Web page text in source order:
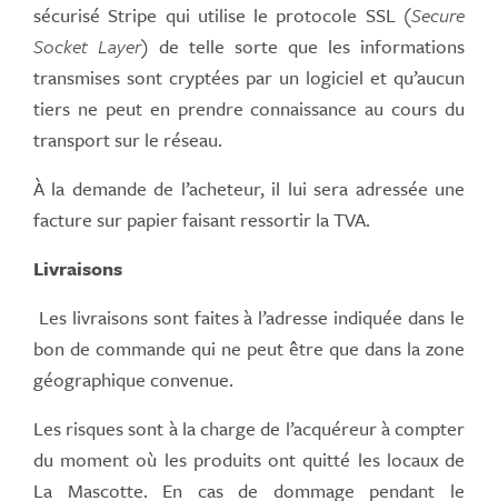
sécurisé Stripe qui utilise le protocole SSL (Secure
Socket Layer) de telle sorte que les informations
transmises sont cryptées par un logiciel et qu’aucun
tiers ne peut en prendre connaissance au cours du
transport sur le réseau.
À la demande de l’acheteur, il lui sera adressée une
facture sur papier faisant ressortir la TVA.
Livraisons
Les livraisons sont faites à l’adresse indiquée dans le
bon de commande qui ne peut être que dans la zone
géographique convenue.
Les risques sont à la charge de l’acquéreur à compter
du moment où les produits ont quitté les locaux de
La Mascotte. En cas de dommage pendant le